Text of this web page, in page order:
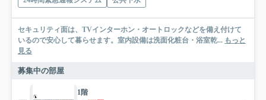
セキュリティ面は、TVインターホン・オートロックなどを備え付けて
いるので安心して暮らせます。室内設備は洗面化粧台・浴室乾... もっと
見る
募集中の部屋
1階